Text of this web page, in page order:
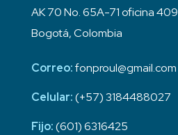
AK 70 No. 65A-71 oficina 409
Bogotá, Colombia
Correo:fonproul@gmail.com
Celular:(+57) 3184488027
Fijo:(601) 6316425